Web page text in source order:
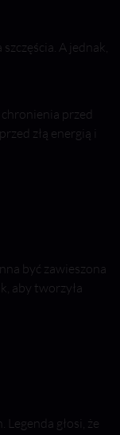
A jednak,
przed
złą energią i
być zawieszona
aby tworzyła
głosi, że